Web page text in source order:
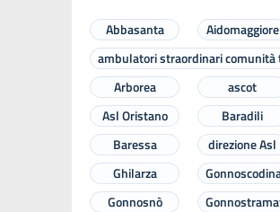
Abbasanta
Aidomaggiore
ambulatori straordinari
Arborea
ascot
Asl Oristano
Baradili
Baressa
direzione Asl
Ghilarza
Gonnosnò